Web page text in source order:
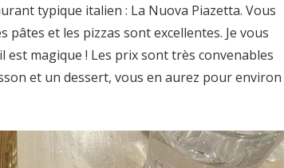
typique italien : La Nuova Piazetta. Vous
et les pizzas sont excellentes. Je vous
magique ! Les prix sont très convenables
et un dessert, vous en aurez pour environ